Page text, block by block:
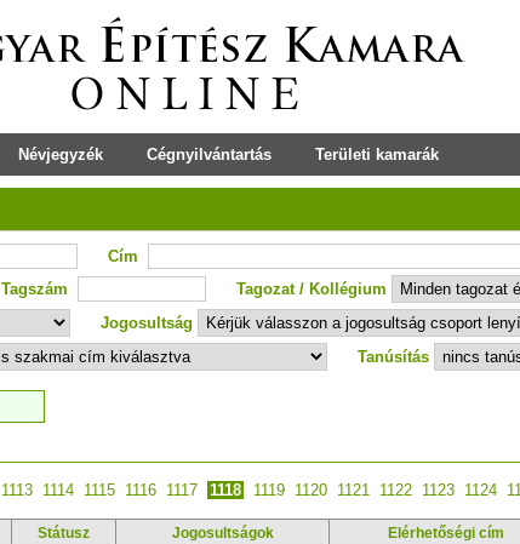
Névjegyzék Cégnyilvántartás Területi kamarák
Cím
Tagszám
Tagozat / Kollégium
Jogosultság
Tanúsítás
1113 1114 1115 1116 1117 1118 1119 1120 1121 1122 1123 1124
Státusz Jogosultságok Elérhetőségi cím